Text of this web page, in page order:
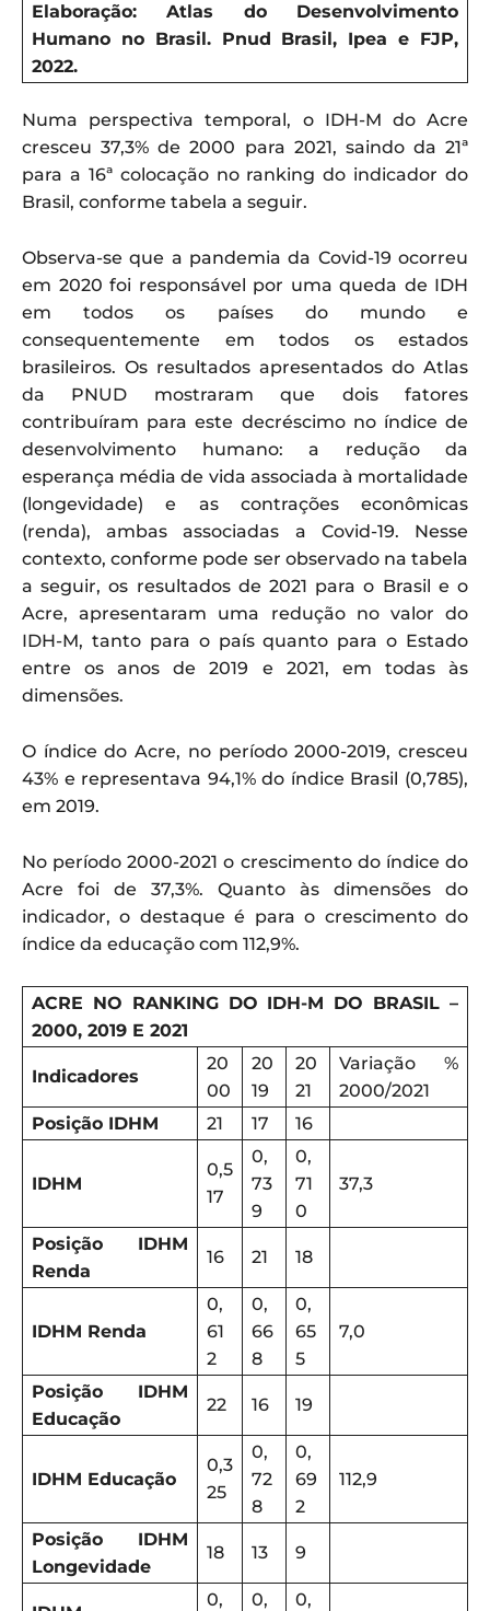
Elaboração: Atlas do Desenvolvimento
Humano no Brasil. Pnud Brasil, Ipea e FJP,
2022.
Numa perspectiva temporal, o IDH-M do Acre
cresceu 37,3% de 2000 para 2021, saindo da 21ª
para a 16ª colocação no ranking do indicador do
Brasil, conforme tabela a seguir.
Observa-se que a pandemia da Covid-19 ocorreu
em 2020 foi responsável por uma queda de IDH
em todos os países do mundo e
consequentemente em todos os estados
brasileiros. Os resultados apresentados do Atlas
da PNUD mostraram que dois fatores
contribuíram para este decréscimo no índice de
desenvolvimento humano: a redução da
esperança média de vida associada à mortalidade
(longevidade) e as contrações econômicas
(renda), ambas associadas a Covid-19. Nesse
contexto, conforme pode ser observado na tabela
a seguir, os resultados de 2021 para o Brasil e o
Acre, apresentaram uma redução no valor do
IDH-M, tanto para o país quanto para o Estado
entre os anos de 2019 e 2021, em todas às
dimensões.
O índice do Acre, no período 2000-2019, cresceu
43% e representava 94,1% do índice Brasil (0,785),
em 2019.
No período 2000-2021 o crescimento do índice do
Acre foi de 37,3%. Quanto às dimensões do
indicador, o destaque é para o crescimento do
índice da educação com 112,9%.
ACRE NO RANKING DO IDH-M DO BRASIL –
2000, 2019 E 2021
Indicadores
20
00
20
19
20
21
Variação %
2000/2021
Posição IDHM
21 17 16
IDHM
0,5
17
0,
73
9
0,
71
0
37,3
Posição IDHM
Renda
16 21 18
IDHM Renda
0,
61
2
0,
66
8
0,
65
5
7,0
Posição IDHM
Educação
22 16 19
IDHM Educação
0,3
25
0,
72
8
0,
69
2
112,9
Posição IDHM
Longevidade
18 13 9
0, 0, 0,